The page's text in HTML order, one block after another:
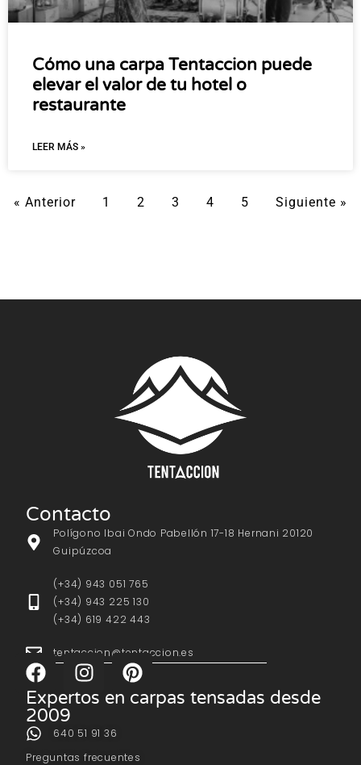
Cómo una carpa Tentaccion puede
elevar el valor de tu hotel o
restaurante
LEER MÁS »
« Anterior 1 2 3 4 5 Siguiente »
Contacto
Polígono Ibai Ondo Pabellón 17-18 Hernani 20120
Guipúzcoa
(+34) 943 051 765
(+34) 943 225 130
(+34) 619 422 443
tentaccion@tentaccion.es
Expertos en carpas tensadas desde
2009
640 51 91 36
Preguntas frecuentes